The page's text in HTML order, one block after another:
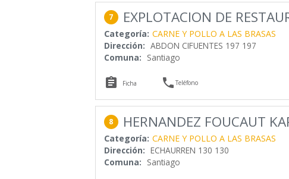
7 EXPLOTACION DE
Categoría: CARNE Y POLLO A LAS BRASAS
Dirección: ABDON CIFUENTES 197 197
Comuna: Santiago
 Ficha Teléfono
8 HERNANDEZ FOUCAUT
Categoría: CARNE Y POLLO A LAS BRASAS
Dirección: ECHAURREN 130 130
Comuna: Santiago